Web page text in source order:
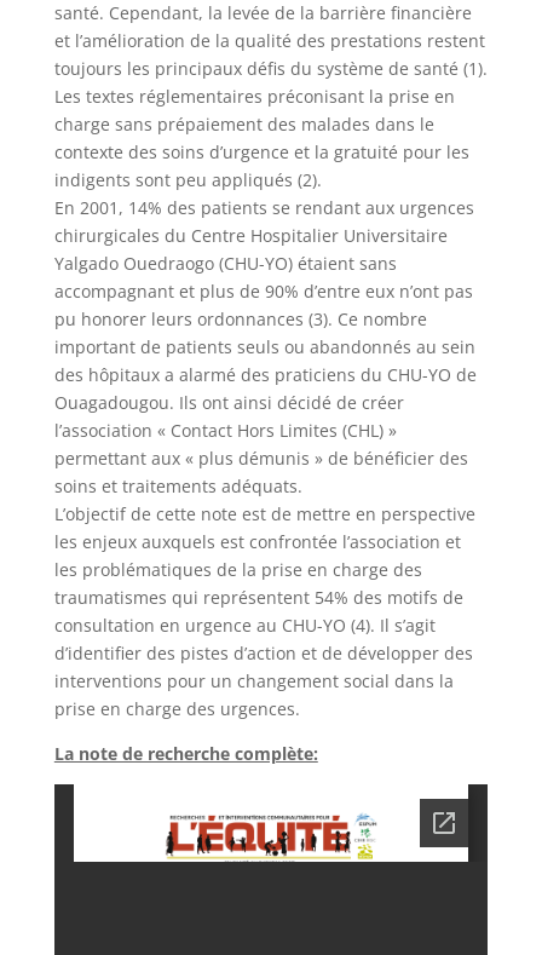
santé. Cependant, la levée de la barrière financière
et l’amélioration de la qualité des prestations restent
toujours les principaux défis du système de santé (1).
Les textes réglementaires préconisant la prise en
charge sans prépaiement des malades dans le
contexte des soins d’urgence et la gratuité pour les
indigents sont peu appliqués (2).
En 2001, 14% des patients se rendant aux urgences
chirurgicales du Centre Hospitalier Universitaire
Yalgado Ouedraogo (CHU-YO) étaient sans
accompagnant et plus de 90% d’entre eux n’ont pas
pu honorer leurs ordonnances (3). Ce nombre
important de patients seuls ou abandonnés au sein
des hôpitaux a alarmé des praticiens du CHU-YO de
Ouagadougou. Ils ont ainsi décidé de créer
l’association « Contact Hors Limites (CHL) »
permettant aux « plus démunis » de bénéficier des
soins et traitements adéquats.
L’objectif de cette note est de mettre en perspective
les enjeux auxquels est confrontée l’association et
les problématiques de la prise en charge des
traumatismes qui représentent 54% des motifs de
consultation en urgence au CHU-YO (4). Il s’agit
d’identifier des pistes d’action et de développer des
interventions pour un changement social dans la
prise en charge des urgences.
La note de recherche complète: